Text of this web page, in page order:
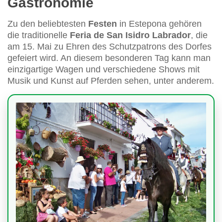
Zu den beliebtesten Festen in Estepona gehören
die traditionelle Feria de San Isidro Labrador, die
am 15. Mai zu Ehren des Schutzpatrons des Dorfes
gefeiert wird. An diesem besonderen Tag kann man
einzigartige Wagen und verschiedene Shows mit
Musik und Kunst auf Pferden sehen, unter anderem.